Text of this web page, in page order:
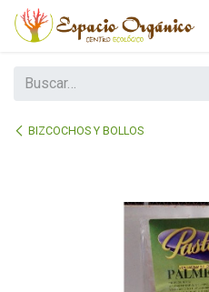
Ir al contenido
BIZCOCHOS Y BOLLOS